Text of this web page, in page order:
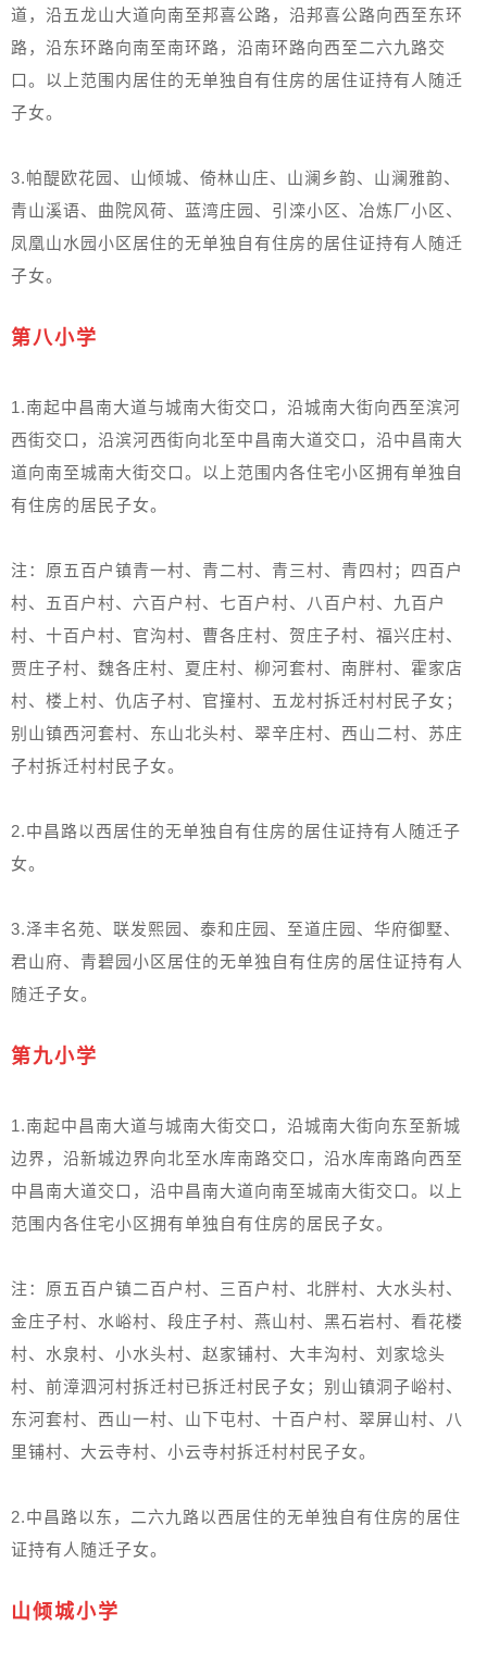
道，沿五龙山大道向南至邦喜公路，沿邦喜公路向西至东环
路，沿东环路向南至南环路，沿南环路向西至二六九路交
口。以上范围内居住的无单独自有住房的居住证持有人随迁
子女。
3.帕醍欧花园、山倾城、倚林山庄、山澜乡韵、山澜雅韵、
青山溪语、曲院风荷、蓝湾庄园、引滦小区、冶炼厂小区、
凤凰山水园小区居住的无单独自有住房的居住证持有人随迁
子女。
第八小学
1.南起中昌南大道与城南大街交口，沿城南大街向西至滨河
西街交口，沿滨河西街向北至中昌南大道交口，沿中昌南大
道向南至城南大街交口。以上范围内各住宅小区拥有单独自
有住房的居民子女。
注：原五百户镇青一村、青二村、青三村、青四村；四百户
村、五百户村、六百户村、七百户村、八百户村、九百户
村、十百户村、官沟村、曹各庄村、贺庄子村、福兴庄村、
贾庄子村、魏各庄村、夏庄村、柳河套村、南胖村、霍家店
村、楼上村、仇店子村、官撞村、五龙村拆迁村村民子女；
别山镇西河套村、东山北头村、翠辛庄村、西山二村、苏庄
子村拆迁村村民子女。
2.中昌路以西居住的无单独自有住房的居住证持有人随迁子
女。
3.泽丰名苑、联发熙园、泰和庄园、至道庄园、华府御墅、
君山府、青碧园小区居住的无单独自有住房的居住证持有人
随迁子女。
第九小学
1.南起中昌南大道与城南大街交口，沿城南大街向东至新城
边界，沿新城边界向北至水库南路交口，沿水库南路向西至
中昌南大道交口，沿中昌南大道向南至城南大街交口。以上
范围内各住宅小区拥有单独自有住房的居民子女。
注：原五百户镇二百户村、三百户村、北胖村、大水头村、
金庄子村、水峪村、段庄子村、燕山村、黑石岩村、看花楼
村、水泉村、小水头村、赵家铺村、大丰沟村、刘家埝头
村、前漳泗河村拆迁村已拆迁村民子女；别山镇洞子峪村、
东河套村、西山一村、山下屯村、十百户村、翠屏山村、八
里铺村、大云寺村、小云寺村拆迁村村民子女。
2.中昌路以东，二六九路以西居住的无单独自有住房的居住
证持有人随迁子女。
山倾城小学